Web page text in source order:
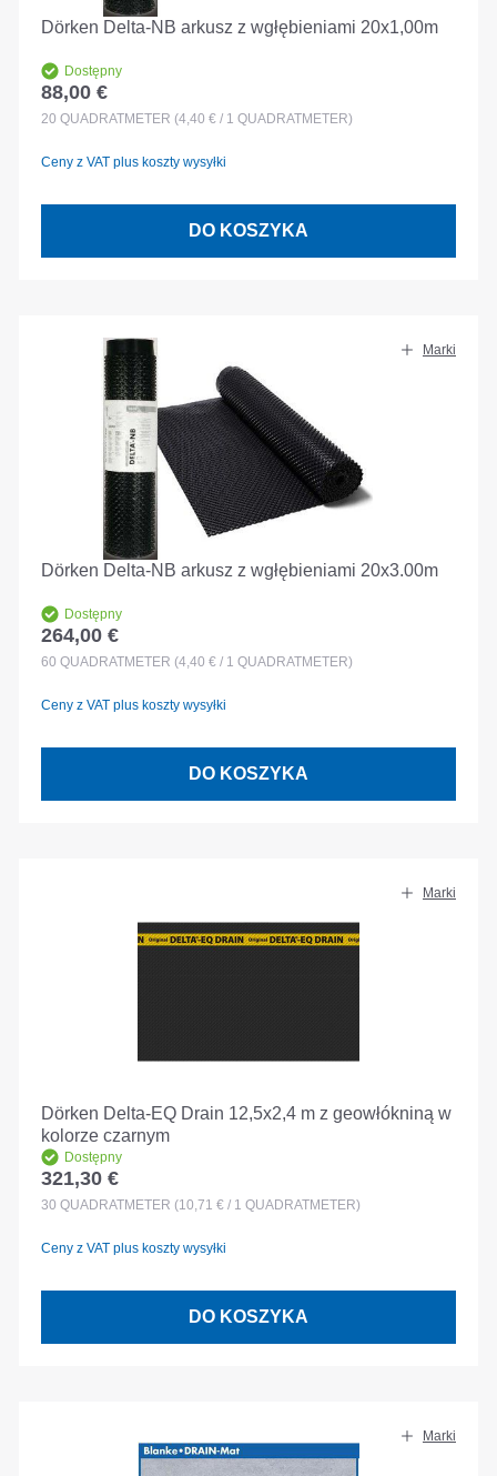
Dörken Delta-NB arkusz z wgłębieniami 20x1,00m
Dostępny
Cena regularna:
88,00 €
20 QUADRATMETER (4,40 € / 1 QUADRATMETER)
Ceny z VAT plus koszty wysyłki
DO KOSZYKA
Marki
Dörken Delta-NB arkusz z wgłębieniami 20x3.00m
Dostępny
Cena regularna:
264,00 €
60 QUADRATMETER (4,40 € / 1 QUADRATMETER)
Ceny z VAT plus koszty wysyłki
DO KOSZYKA
Marki
Dörken Delta-EQ Drain 12,5x2,4 m z geowłókniną w
kolorze czarnym
Dostępny
Cena regularna:
321,30 €
30 QUADRATMETER (10,71 € / 1 QUADRATMETER)
Ceny z VAT plus koszty wysyłki
DO KOSZYKA
Marki